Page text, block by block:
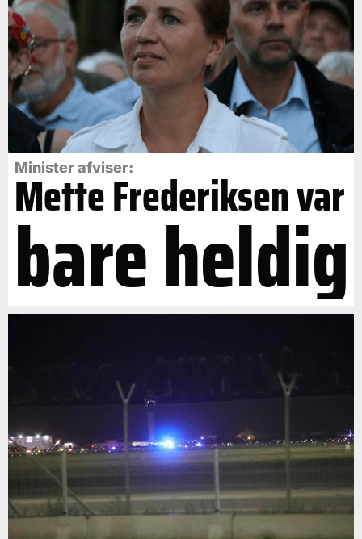
Minister afviser:
Mette Frederiksen var
bare heldig